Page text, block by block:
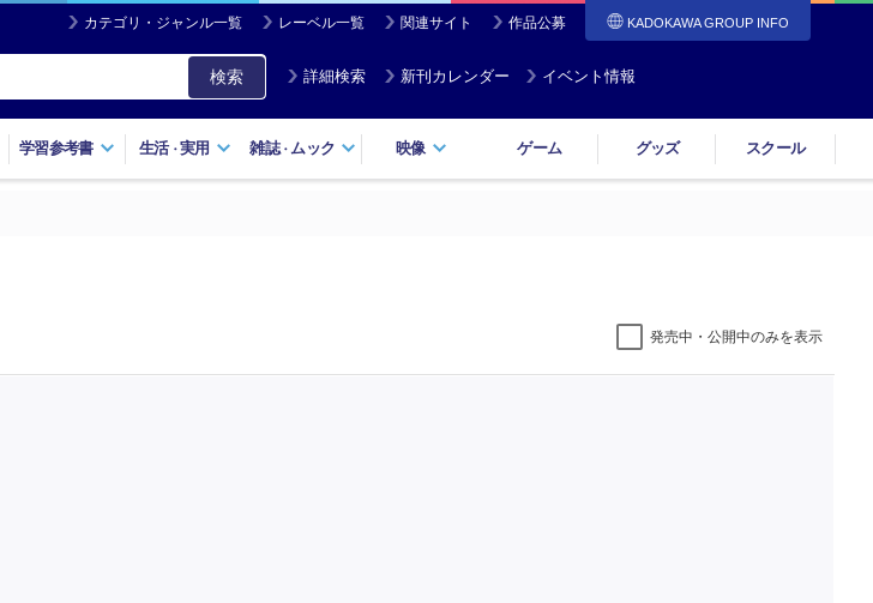
カテゴリ・ジャンル一覧 レーベル一覧 関連サイト 作品公募 KADOKAWA GROUP INFO
検索 詳細検索 新刊カレンダー イベント情報
学習参考書 生活・実用 雑誌・ ムック 映像 ゲーム グッズ スクール
発売中・公開中のみを表示